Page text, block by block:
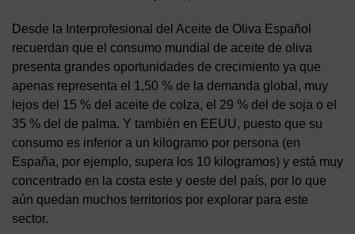
Desde la Interprofesional del Aceite de Oliva Español
recuerdan que el consumo mundial de aceite de oliva
presenta grandes oportunidades de crecimiento ya que
apenas representa el 1,50 % de la demanda global, muy
lejos del 15 % del aceite de colza, el 29 % del de soja o el
35 % del de palma. Y también en EEUU, puesto que su
consumo es inferior a un kilogramo por persona (en
España, por ejemplo, supera los 10 kilogramos) y está muy
concentrado en la costa este y oeste del país, por lo que
aún quedan muchos territorios por explorar para este
sector.